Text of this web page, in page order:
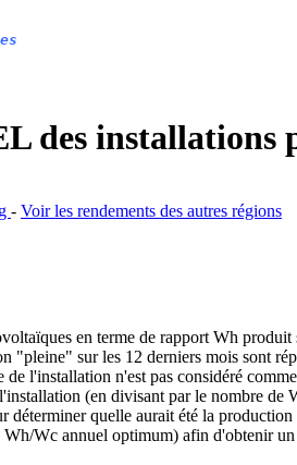
des installations
- Voir les rendements des autres régions
en terme de rapport Wh produit
"pleine" sur les 12 derniers mois sont
de l'installation n'est pas considéré
(en divisant par le nombre de
déterminer quelle aurait été la
Wc annuel optimum) afin d'obtenir